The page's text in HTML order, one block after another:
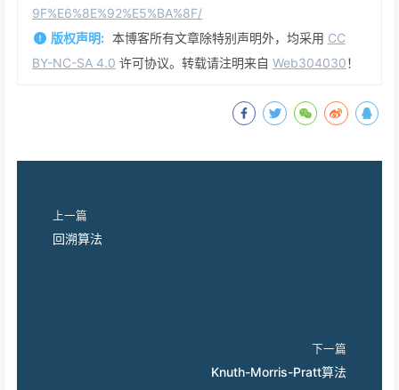
9F%E6%8E%92%E5%BA%8F/
版权声明: 本博客所有文章除特别声明外，均采用 CC
BY-NC-SA 4.0 许可协议。转载请注明来自 Web304030！
上一篇
回溯算法
下一篇
Knuth-Morris-Pratt算法